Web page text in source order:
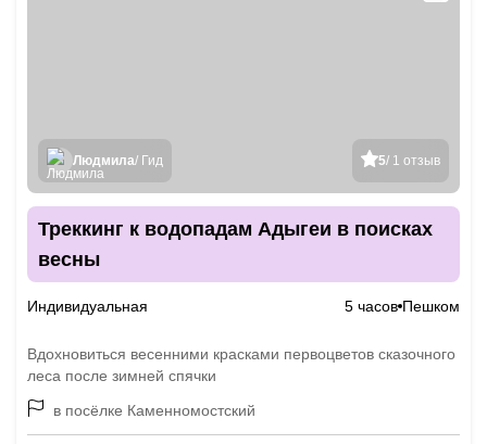
5/ 1 отзыв
Людмила/ Гид
Треккинг к водопадам Адыгеи в поисках
весны
Индивидуальная 5 часов Пешком
Вдохновиться весенними красками первоцветов сказочного
леса после зимней спячки
в посёлке Каменномостский